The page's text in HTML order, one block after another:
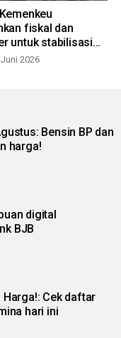
fiskal dan
untuk stabilisasi
2026
Bensin BP dan
harga!
digital
BJB
Harga!: Cek daftar
hari ini